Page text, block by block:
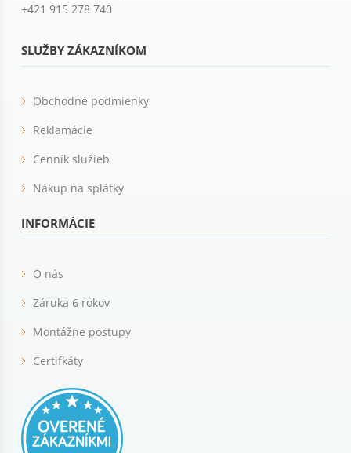
+421 915 278 740
SLUŽBY ZÁKAZNÍKOM
Obchodné podmienky
Reklamácie
Cenník služieb
Nákup na splátky
INFORMÁCIE
O nás
Záruka 6 rokov
Montážne postupy
Certifkáty